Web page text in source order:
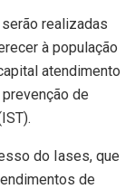
realizadas
à população
atendimento
de
do Iases, que
de